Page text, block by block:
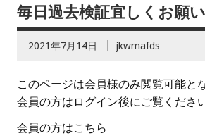
毎日過去検証宜しくお願い
2021年7月14日 jkwmafds
このページは会員様のみ閲覧可能と
会員の方はログイン後にご覧ください
会員の方はこちら